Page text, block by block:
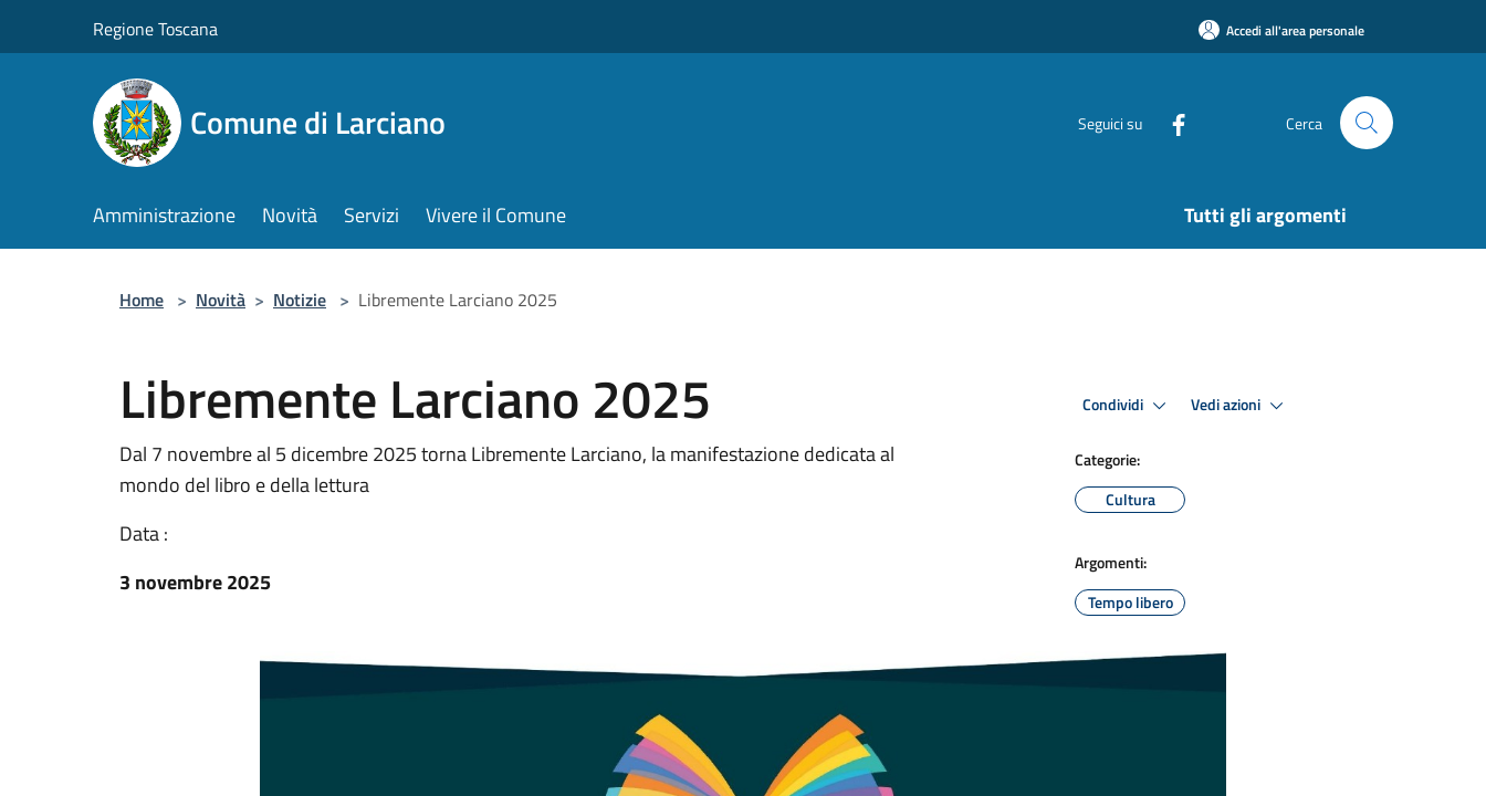
Regione Toscana Accedi all'area personale
Comune di Larciano Seguici su Cerca
Amministrazione Novità Servizi Vivere il Comune Tutti gli argomenti
Home > Novità > Notizie > Libremente Larciano 2025
Libremente Larciano 2025
Dal 7 novembre al 5 dicembre 2025 torna Libremente Larciano, la manifestazione dedicata al
mondo del libro e della lettura
Data :
3 novembre 2025
Condividi Vedi azioni
Categorie:
Cultura
Argomenti:
Tempo libero